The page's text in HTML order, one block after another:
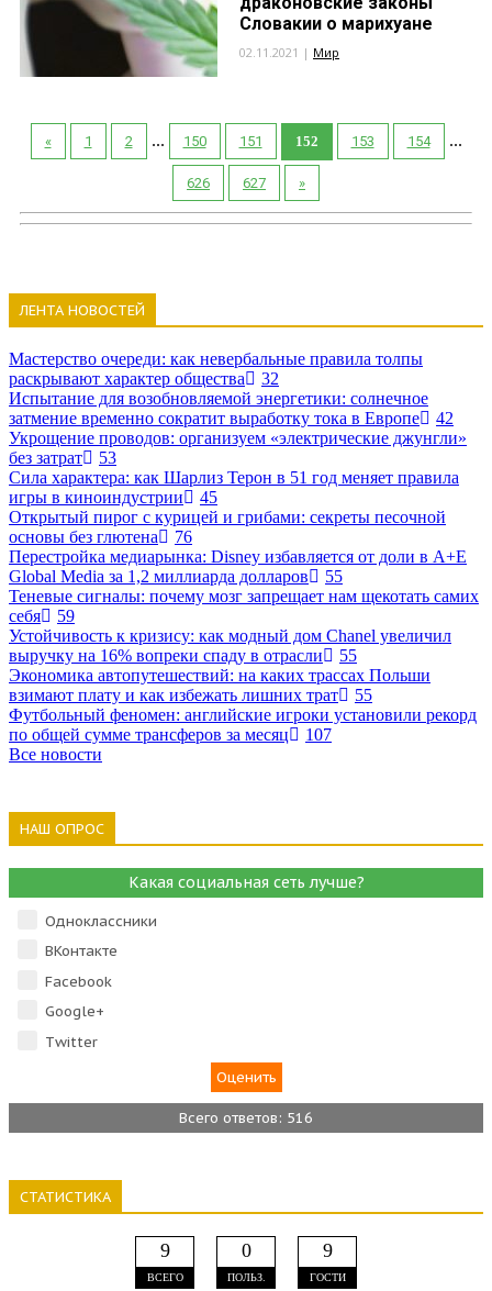
Словакии о марихуане
02.11.2021 | Мир
« 1 2 ... 150 151 152 153 154 ...
626 627 »
ЛЕНТА НОВОСТЕЙ
Мастерство очереди: как невербальные правила толпы
раскрывают характер общества
32
Испытание для возобновляемой энергетики: солнечное
затмение временно сократит выработку тока в Европе
42
Укрощение проводов: организуем «электрические джунгли»
без затрат
53
Сила характера: как Шарлиз Терон в 51 год меняет правила
игры в киноиндустрии
45
Открытый пирог с курицей и грибами: секреты песочной
основы без глютена
76
Перестройка медиарынка: Disney избавляется от доли в A+E
Global Media за 1,2 миллиарда долларов
55
Теневые сигналы: почему мозг запрещает нам щекотать самих
себя
59
Устойчивость к кризису: как модный дом Chanel увеличил
выручку на 16% вопреки спаду в отрасли
55
Экономика автопутешествий: на каких трассах Польши
взимают плату и как избежать лишних трат
55
Футбольный феномен: английские игроки установили рекорд
по общей сумме трансферов за месяц
107
Все новости
НАШ ОПРОС
Какая социальная сеть лучше?
Одноклассники
ВКонтакте
Facebook
Google+
Тwitter
Всего ответов: 516
СТАТИСТИКА
9
ВСЕГО
0
ПОЛЬЗ.
9
ГОСТИ